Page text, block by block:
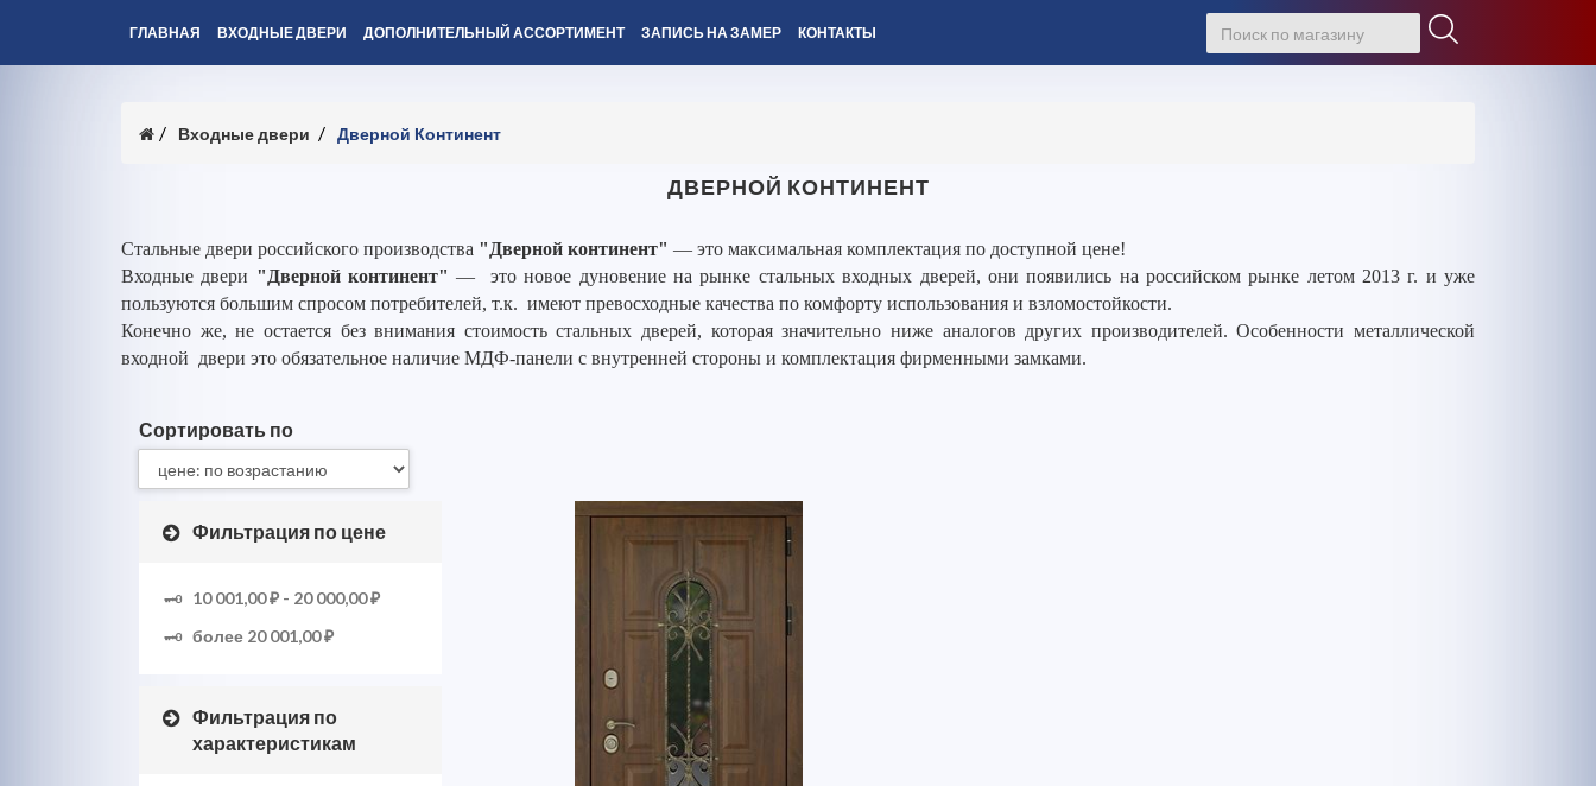
ГЛАВНАЯ ВХОДНЫЕ ДВЕРИ ДОПОЛНИТЕЛЬНЫЙ АССОРТИМЕНТ ЗАПИСЬ НА ЗАМЕР КОНТАКТЫ
Входные двери Дверной Континент
ДВЕРНОЙ КОНТИНЕНТ
Стальные двери российского производства "Дверной континент" — это максимальная комплектация по доступной цене!
Входные двери "Дверной континент" — это новое дуновение на рынке стальных входных дверей, они появились на российском рынке летом 2013 г. и уже
пользуются большим спросом потребителей, т.к. имеют превосходные качества по комфорту использования и взломостойкости.
Конечно же, не остается без внимания стоимость стальных дверей, которая значительно ниже аналогов других производителей. Особенности металлической
входной двери это обязательное наличие МДФ-панели с внутренней стороны и комплектация фирменными замками.
Сортировать по
Фильтрация по цене
10 001,00 ₽ - 20 000,00 ₽
более 20 001,00 ₽
Фильтрация по
характеристикам